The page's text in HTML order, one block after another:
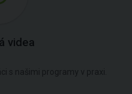
videa
s našimi programy v praxi.